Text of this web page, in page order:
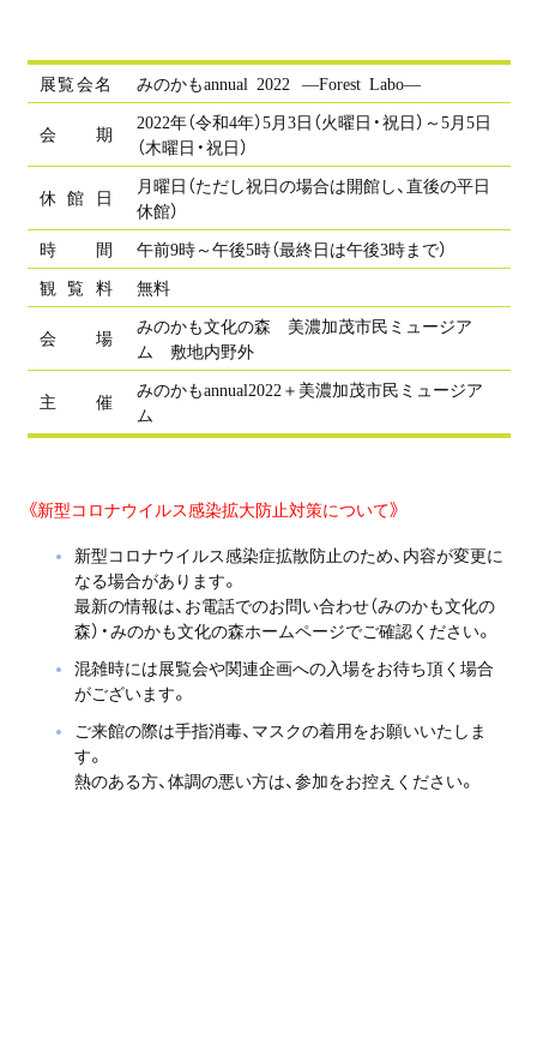
展覧会名 みのかもannual 2022 —Forest Labo—
会 期
2022年（令和4年）5月3日（火曜日・祝日）～5月5日
（木曜日・祝日）
休 館 日
月曜日（ただし祝日の場合は開館し、直後の平日
休館）
時
間
午前9時～午後5時（最終日は午後3時まで）
観 覧 料 無料
会 場
みのかも文化の森 美濃加茂市民ミュージア
ム 敷地内野外
主 催
みのかもannual2022＋美濃加茂市民ミュージア
ム
《新型コロナウイルス感染拡大防止対策について》
新型コロナウイルス感染症拡散防止のため、内容が変更に
なる場合があります。
最新の情報は、お電話でのお問い合わせ（みのかも文化の
森）・みのかも文化の森ホームページでご確認ください。
混雑時には展覧会や関連企画への入場をお待ち頂く場合
がございます。
ご来館の際は手指消毒、マスクの着用をお願いいたしま
す。
熱のある方、体調の悪い方は、参加をお控えください。